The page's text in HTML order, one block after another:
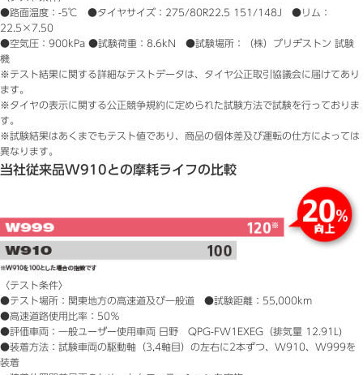
●路面温度：-5℃ ●タイヤサイズ：275/80R22.5 151/148J ●リム：
22.5×7.50
●空気圧：900kPa ●試験荷重：8.6kN ●試験場所：（株）ブリヂストン 試験
機
※テスト結果に関する詳細なテストデータは、タイヤ公正取引協議会に届けてあり
ます。
※タイヤの表示に関する公正競争規約に定められた試験方法で試験を行っておりま
す。
※試験結果はあくまでもテスト値であり、商品の個体差及び運転の仕方によっては
異なります。
当社従来品W910との摩耗ライフの比較
〈テスト条件〉
●テスト場所：関東地方の高速道及び一般道 ●試験距離：55,000km
●高速道路使用比率：50％
●評価車両：一般ユーザー使用車両 日野 QPG-FW1EXEG（排気量 12.91L)
●装着方法：試験車両の駆動軸（3,4軸目）の左右に2本ずつ、W910、W999を
装着